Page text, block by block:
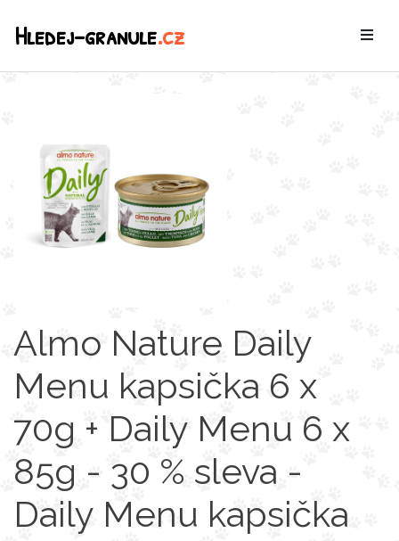
Hledej-granule.cz
Almo Nature Daily
Menu kapsička 6 x
70g + Daily Menu 6 x
85g - 30 % sleva -
Daily Menu kapsička